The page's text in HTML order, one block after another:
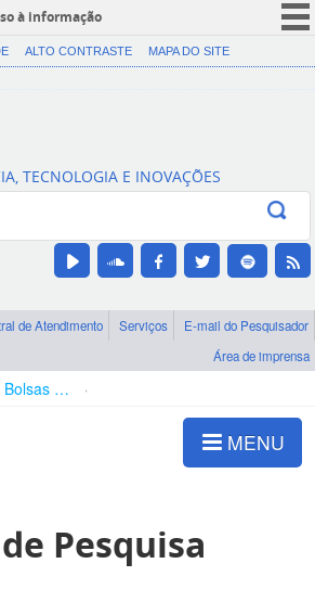
à informação
CORONAVÍRUS (COVID-19)
Canais
ALTO CONTRASTE MAPA DO SITE
TECNOLOGIA E INOVAÇÕES
de Atendimento Serviços
E-mail do Pesquisador
Área de imprensa
Bolsas e Auxílios Vigentes
MENU
Pesquisa